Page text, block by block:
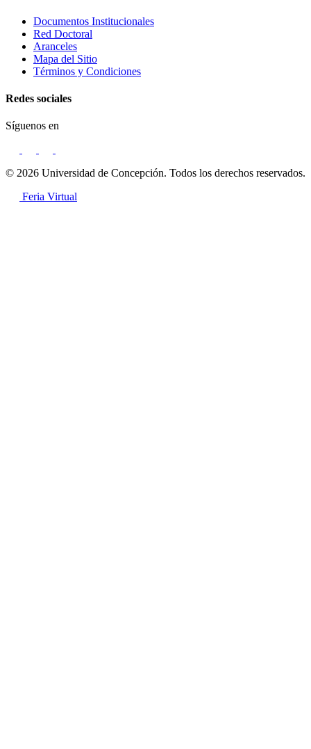
Documentos Institucionales
Red Doctoral
Aranceles
Mapa del Sitio
Términos y Condiciones
Redes sociales
Síguenos en
© 2026 Universidad de Concepción. Todos los derechos reservados.
Feria Virtual